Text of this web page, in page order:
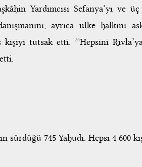
Yardımcısı Sefanya’yı ve
ayrıca ülke halkını
kişiyi tutsak etti.
26Hepsini
sürdüğü 745 Yahudi. Hepsi 4 600